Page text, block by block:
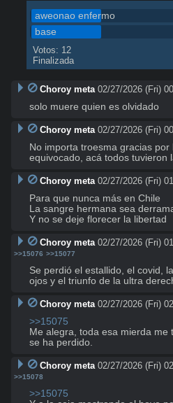
aweonao enfermo
base
Votos: 12
Finalizada
Choroy meta 02/27/2026 (Fri)
solo muere quien es olvidado
Choroy meta 02/27/2026 (Fri)
No importa troesma gracias
equivocado, acá todos tuvieron
Choroy meta 02/27/2026 (Fri)
Para que nunca más en Chile
La sangre hermana sea
Y no se deje florecer la libertad
Choroy meta 02/27/2026 (Fri)
>>15076 >>15077
Se perdió el estallido, el covid,
ojos y el triunfo de la ultra
Choroy meta 02/27/2026 (Fri)
>>15075
Me alegra, toda esa mierda
se ha perdido.
Choroy meta 02/27/2026 (Fri)
>>15078
>>15075